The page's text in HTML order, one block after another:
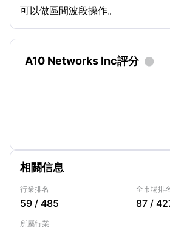
可以做區間波段操作。
A10 Networks Inc評分 
相關信息
行業排名
59 / 485
全市場排
87 /
所屬行業